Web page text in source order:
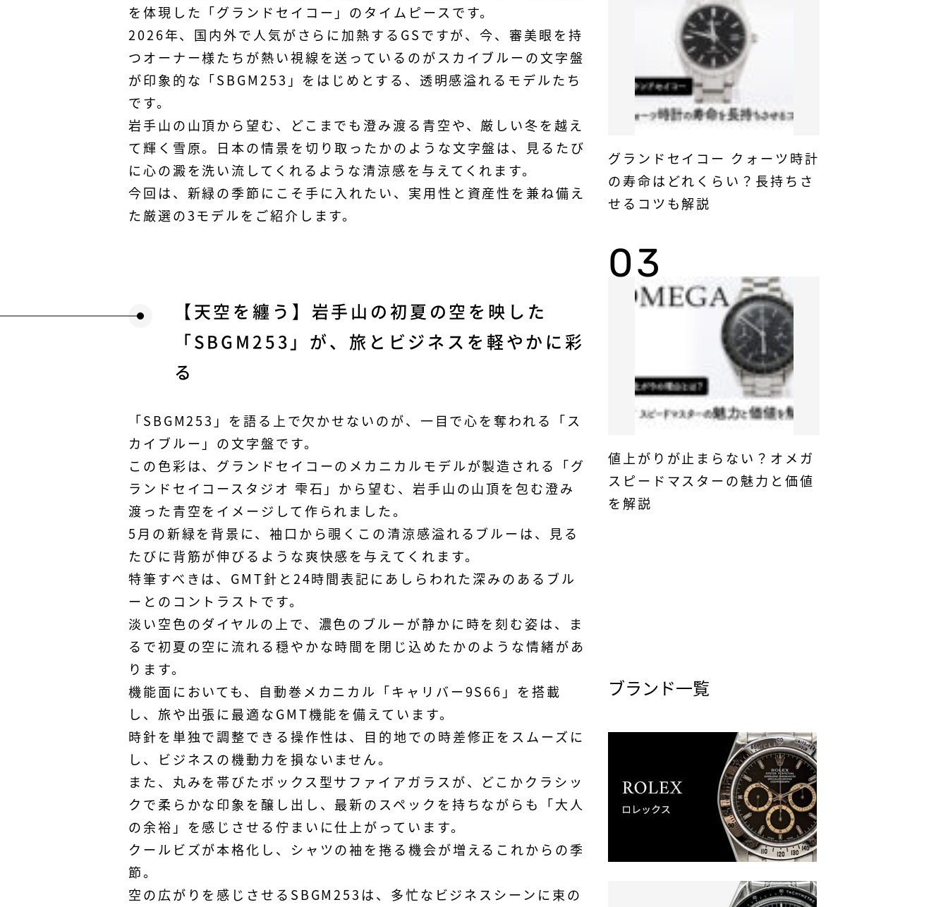
を体現した「グランドセイコー」のタイムピースです。
2026年、国内外で人気がさらに加熱するGSですが、今、審美眼を持
つオーナー様たちが熱い視線を送っているのがスカイブルーの文字盤
が印象的な「SBGM253」をはじめとする、透明感溢れるモデルたち
です。
岩手山の山頂から望む、どこまでも澄み渡る青空や、厳しい冬を越え
て輝く雪原。日本の情景を切り取ったかのような文字盤は、見るたび
に心の澱を洗い流してくれるような清涼感を与えてくれます。
今回は、新緑の季節にこそ手に入れたい、実用性と資産性を兼ね備え
た厳選の3モデルをご紹介します。
【天空を纏う】岩手山の初夏の空を映した
「SBGM253」が、旅とビジネスを軽やかに彩
る
「SBGM253」を語る上で欠かせないのが、一目で心を奪われる「ス
カイブルー」の文字盤です。
この色彩は、グランドセイコーのメカニカルモデルが製造される「グ
ランドセイコースタジオ 雫石」から望む、岩手山の山頂を包む澄み
渡った青空をイメージして作られました。
5月の新緑を背景に、袖口から覗くこの清涼感溢れるブルーは、見る
たびに背筋が伸びるような爽快感を与えてくれます。
特筆すべきは、GMT針と24時間表記にあしらわれた深みのあるブル
ーとのコントラストです。
淡い空色のダイヤルの上で、濃色のブルーが静かに時を刻む姿は、ま
るで初夏の空に流れる穏やかな時間を閉じ込めたかのような情緒があ
ります。
機能面においても、自動巻メカニカル「キャリバー9S66」を搭載
し、旅や出張に最適なGMT機能を備えています。
時針を単独で調整できる操作性は、目的地での時差修正をスムーズに
し、ビジネスの機動力を損ないません。
また、丸みを帯びたボックス型サファイアガラスが、どこかクラシッ
クで柔らかな印象を醸し出し、最新のスペックを持ちながらも「大人
の余裕」を感じさせる佇まいに仕上がっています。
クールビズが本格化し、シャツの袖を捲る機会が増えるこれからの季
節。
空の広がりを感じさせるSBGM253は、多忙なビジネスシーンに束の
グランドセイコー クォーツ時計
の寿命はどれくらい？長持ちさ
せるコツも解説
値上がりが止まらない？オメガ
スピードマスターの魅力と価値
を解説
ブランド一覧